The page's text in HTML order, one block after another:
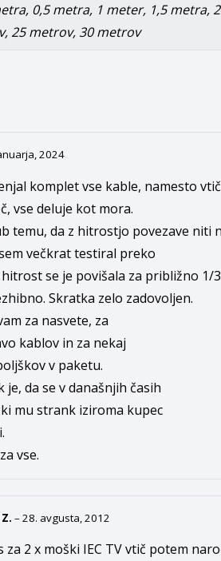
, 0,5 metra, 1 meter, 1,5 metra,
, 25 metrov, 30 metrov
2024
komplet vse kable, namesto
vse deluje kot mora.
temu, da z hitrostjo povezave
večkrat testiral preko
hitrost se je povišala za približno
Skratka zelo zadovoljen.
za nasvete, za
kablov in za nekaj
v paketu.
je, da se v današnjih časih
mu strank iziroma kupec
vse.
–28. avgusta, 2012
2 x moški IEC TV vtič potem